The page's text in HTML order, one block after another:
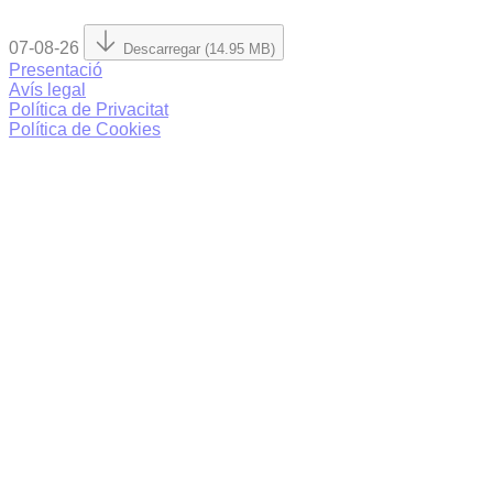
07-08-26 Descarregar (14.95 MB)
Presentació
Avís legal
Política de Privacitat
Política de Cookies